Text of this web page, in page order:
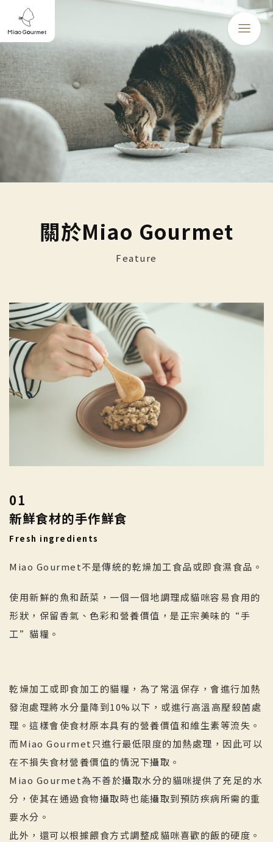
關於Miao Gourmet
Feature
01
新鮮食材的手作鮮食
Fresh ingredients
Miao Gourmet不是傳統的乾燥加工食品或即食濕食品。
使用新鮮的魚和蔬菜，一個一個地調理成貓咪容易食用的
形狀，保留香氣、色彩和營養價值，是正宗美味的“手
工”貓糧。
乾燥加工或即食加工的貓糧，為了常溫保存，會進行加熱
發泡處理將水分量降到10%以下，或進行高溫高壓殺菌處
理。這樣會使食材原本具有的營養價值和維生素等流失。
而Miao Gourmet只進行最低限度的加熱處理，因此可以
在不損失食材營養價值的情況下攝取。
Miao Gourmet為不善於攝取水分的貓咪提供了充足的水
分，使其在通過食物攝取時也能攝取到預防疾病所需的重
要水分。
此外，還可以根據餵食方式調整成貓咪喜歡的飯的硬度。